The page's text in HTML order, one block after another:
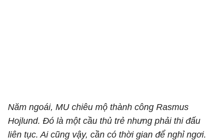
Năm ngoái, MU chiêu mộ thành công Rasmus
Hojlund. Đó là một cầu thủ trẻ nhưng phải thi đấu
liên tục. Ai cũng vậy, cần có thời gian để nghỉ ngơi.